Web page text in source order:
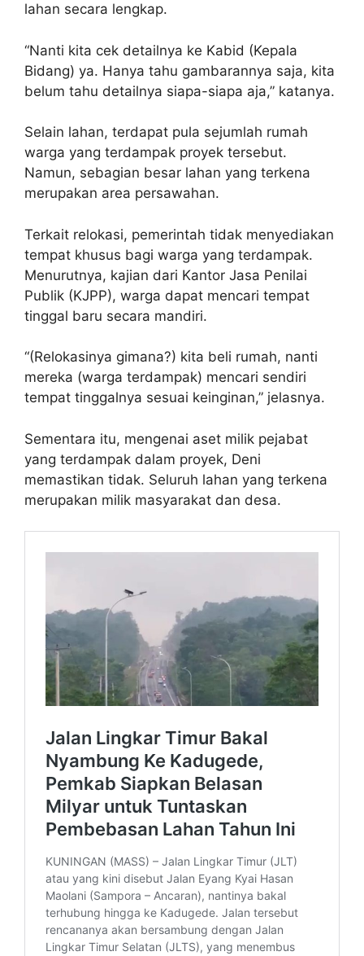
lahan secara lengkap.
“Nanti kita cek detailnya ke Kabid (Kepala
Bidang) ya. Hanya tahu gambarannya saja, kita
belum tahu detailnya siapa-siapa aja,” katanya.
Selain lahan, terdapat pula sejumlah rumah
warga yang terdampak proyek tersebut.
Namun, sebagian besar lahan yang terkena
merupakan area persawahan.
Terkait relokasi, pemerintah tidak menyediakan
tempat khusus bagi warga yang terdampak.
Menurutnya, kajian dari Kantor Jasa Penilai
Publik (KJPP), warga dapat mencari tempat
tinggal baru secara mandiri.
“(Relokasinya gimana?) kita beli rumah, nanti
mereka (warga terdampak) mencari sendiri
tempat tinggalnya sesuai keinginan,” jelasnya.
Sementara itu, mengenai aset milik pejabat
yang terdampak dalam proyek, Deni
memastikan tidak. Seluruh lahan yang terkena
merupakan milik masyarakat dan desa.